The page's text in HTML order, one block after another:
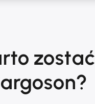
zostać